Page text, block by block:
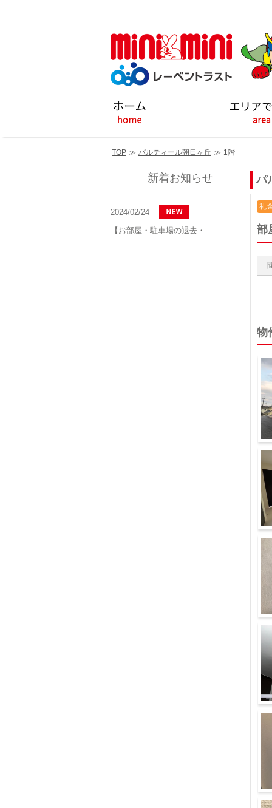
TOP ≫ パルティール朝日ヶ丘 ≫ 1階
パ
礼
部
物
新着お知らせ
2024/02/24
【お部屋・駐車場の退去・解約通知方法】